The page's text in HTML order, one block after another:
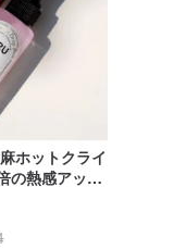
ホットクライ
の熱感アップ